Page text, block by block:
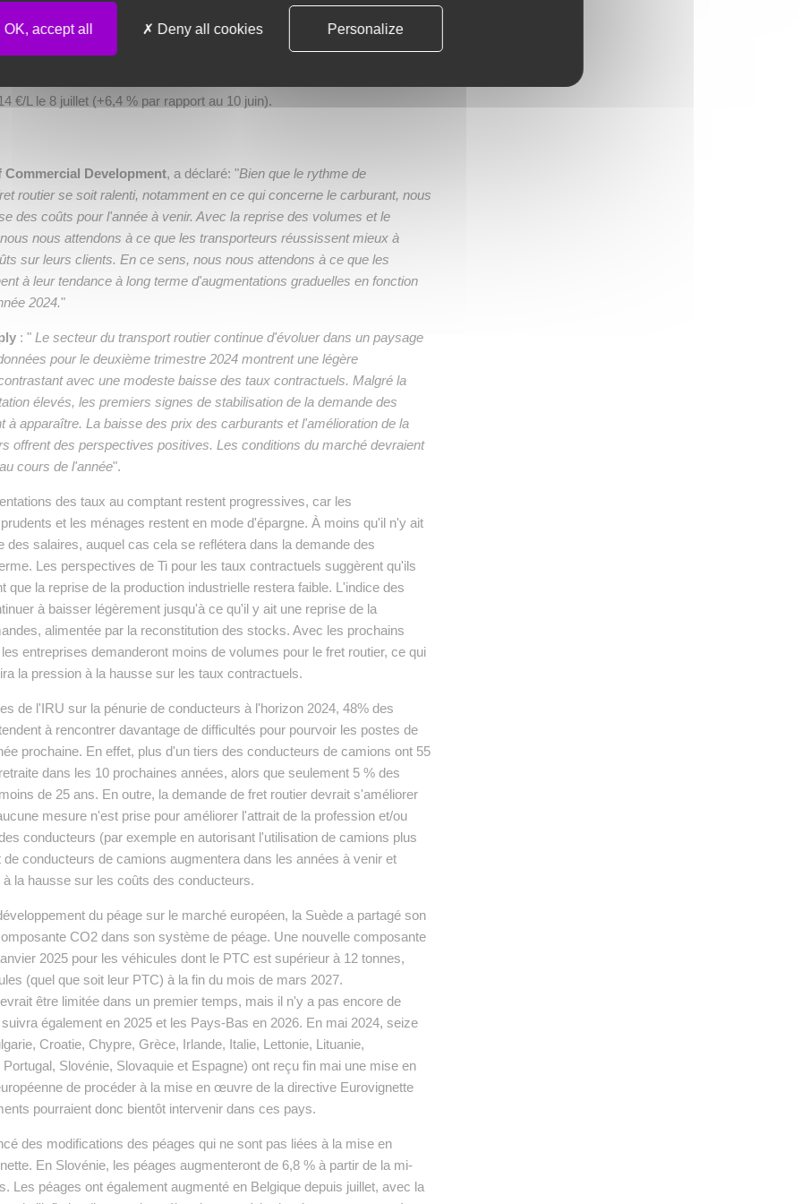
brut. Le prix moyen pondéré du gazole dans l'UE a atteint 1,07 €/l
(-11 %), et le niveau le plus bas observé depuis l'été 2023. Les prix du
€/L le 8 juillet (+6,4 % par rapport au 10 juin).
Commercial Development, a déclaré: "Bien que le rythme de
routier se soit ralenti, notamment en ce qui concerne le carburant, nous
des coûts pour l'année à venir. Avec la reprise des volumes et le
nous attendons à ce que les transporteurs réussissent mieux à
sur leurs clients. En ce sens, nous nous attendons à ce que les
à leur tendance à long terme d'augmentations graduelles en fonction
2024."
: " Le secteur du transport routier continue d'évoluer dans un paysage
pour le deuxième trimestre 2024 montrent une légère
avec une modeste baisse des taux contractuels. Malgré la
élevés, les premiers signes de stabilisation de la demande des
apparaître. La baisse des prix des carburants et l'amélioration de la
offrent des perspectives positives. Les conditions du marché devraient
cours de l'année".
des taux au comptant restent progressives, car les
et les ménages restent en mode d'épargne. À moins qu'il n'y ait
des salaires, auquel cas cela se reflétera dans la demande des
Les perspectives de Ti pour les taux contractuels suggèrent qu'ils
que la reprise de la production industrielle restera faible. L'indice des
à baisser légèrement jusqu'à ce qu'il y ait une reprise de la
alimentée par la reconstitution des stocks. Avec les prochains
entreprises demanderont moins de volumes pour le fret routier, ce qui
la pression à la hausse sur les taux contractuels.
de l'IRU sur la pénurie de conducteurs à l'horizon 2024, 48% des
à rencontrer davantage de difficultés pour pourvoir les postes de
prochaine. En effet, plus d'un tiers des conducteurs de camions ont 55
dans les 10 prochaines années, alors que seulement 5 % des
de 25 ans. En outre, la demande de fret routier devrait s'améliorer
mesure n'est prise pour améliorer l'attrait de la profession et/ou
conducteurs (par exemple en autorisant l'utilisation de camions plus
conducteurs de camions augmentera dans les années à venir et
la hausse sur les coûts des conducteurs.
du péage sur le marché européen, la Suède a partagé son
CO2 dans son système de péage. Une nouvelle composante
2025 pour les véhicules dont le PTC est supérieur à 12 tonnes,
(quel que soit leur PTC) à la fin du mois de mars 2027.
être limitée dans un premier temps, mais il n'y a pas encore de
également en 2025 et les Pays-Bas en 2026. En mai 2024, seize
Croatie, Chypre, Grèce, Irlande, Italie, Lettonie, Lituanie,
Slovénie, Slovaquie et Espagne) ont reçu fin mai une mise en
de procéder à la mise en œuvre de la directive Eurovignette
pourraient donc bientôt intervenir dans ces pays.
des modifications des péages qui ne sont pas liées à la mise en
En Slovénie, les péages augmenteront de 6,8 % à partir de la mi-
Les péages ont également augmenté en Belgique depuis juillet, avec la
OK, accept all Deny all cookies Personalize